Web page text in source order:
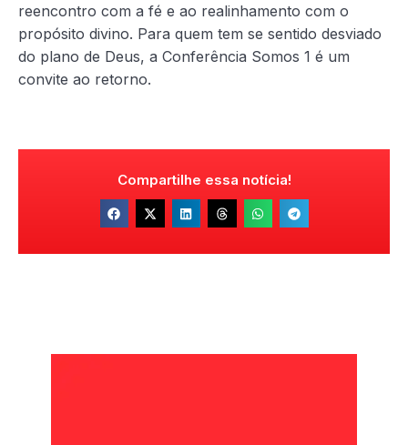
reencontro com a fé e ao realinhamento com o
propósito divino. Para quem tem se sentido desviado
do plano de Deus, a Conferência Somos 1 é um
convite ao retorno.
Compartilhe essa notícia!